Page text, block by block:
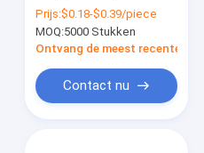
gezichtsserum van
het het
Glasdruppelbuisje de
de Flessenbamboe
Prijs:$0.18-$0.39/piece
MOQ:5000 Stukken
Ontvang de meest recente
Contact nu